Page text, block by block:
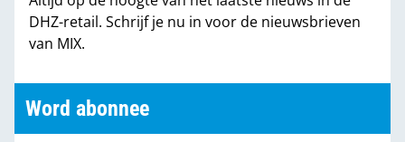
Partners
DHZ-retail. Schrijf je nu in voor de nieuwsbrieven
van MIX.
Word abonnee